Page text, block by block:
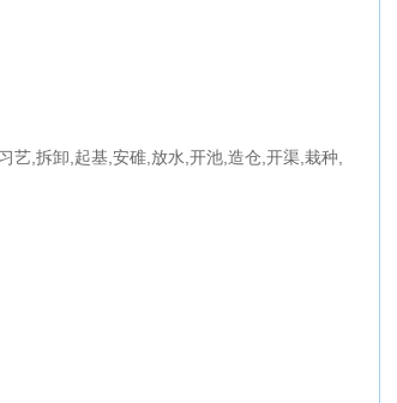
艺,拆卸,起基,安碓,放水,开池,造仓,开渠,栽种,